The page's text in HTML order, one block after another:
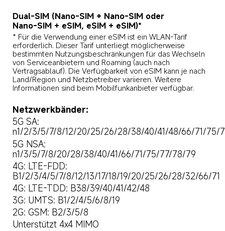
Dual-SIM (Nano‑SIM + Nano‑SIM oder
Nano‑SIM + eSIM, eSIM + eSIM)*
* Für die Verwendung einer eSIM ist ein WLAN-Tarif
erforderlich. Dieser Tarif unterliegt möglicherweise
bestimmten Nutzungsbeschränkungen für das Wechseln
von Serviceanbietern und Roaming (auch nach
Vertragsablauf). Die Verfügbarkeit von eSIM kann je nach
Land/Region und Netzbetreiber variieren. Weitere
Informationen sind beim Mobilfunkanbieter verfügbar.
Netzwerkbänder:
5G SA:
n1/2/3/5/7/8/12/20/25/26/28/38/40/41/48/66/71/75/
5G NSA:
n1/3/5/7/8/20/28/38/40/41/66/71/75/77/78/79
4G: LTE-FDD:
B1/2/3/4/5/7/8/12/13/17/18/19/20/25/26/28/32/66/71
4G: LTE-TDD: B38/39/40/41/42/48
3G: UMTS: B1/2/4/5/6/8/19
2G: GSM: B2/3/5/8
Unterstützt 4x4 MIMO